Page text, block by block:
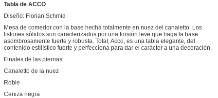
Tabla de ACCO
Diseño: Florian Schmid
Mesa de comedor con la base hecha totalmente en nuez del canaletto. Los
listones sólidos son caracterizados por una torsión leve que haga la base
asombrosamente fuerte y robusta. Total, Acco, es una tabla elegante, del
contenido estilístico fuerte y perfecciona para dar el carácter a una decoración.
Finales de las piernas:
Canaletto de la nuez
Roble
Ceniza negra